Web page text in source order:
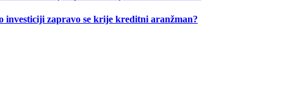
investiciji zapravo se krije kreditni aranžman?